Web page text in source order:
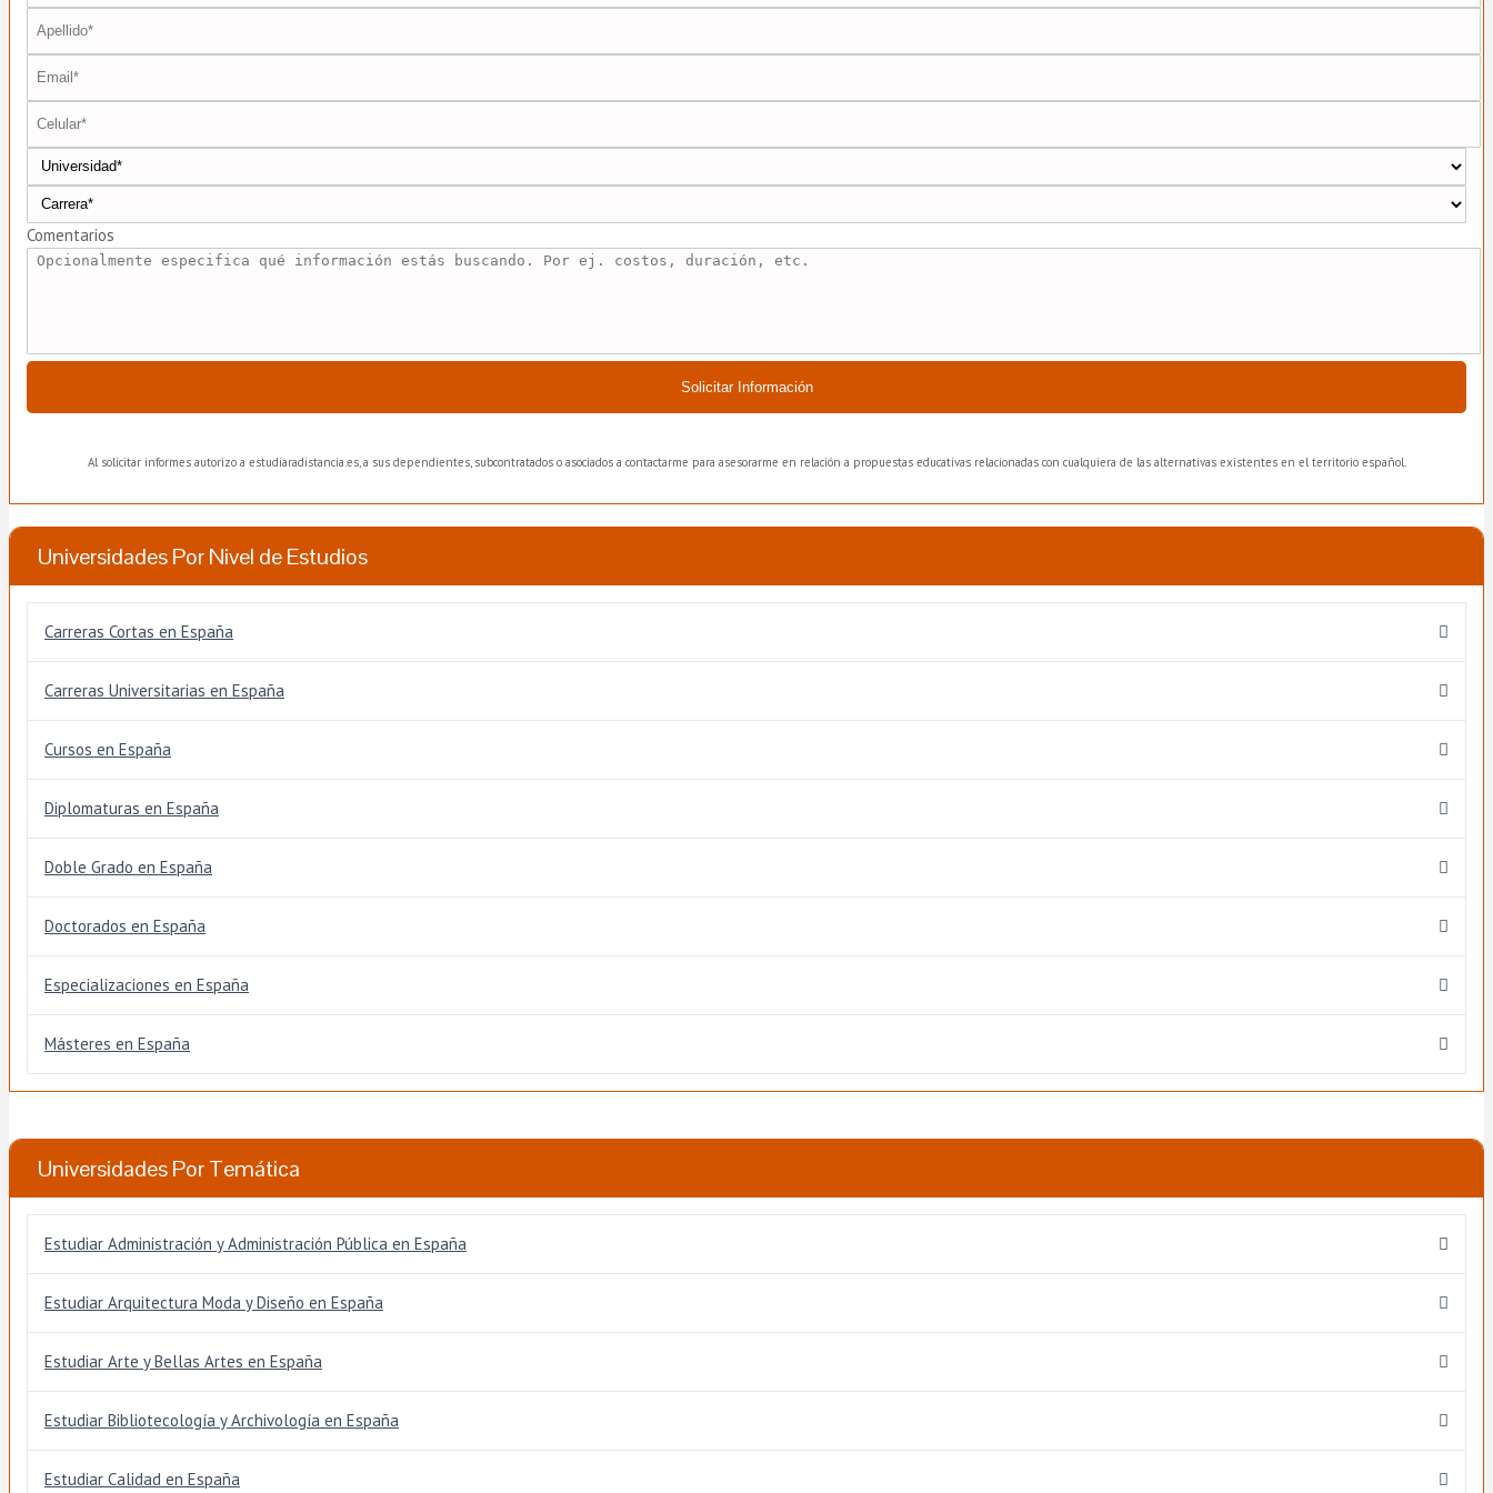
Comentarios
Solicitar Información
Al solicitar informes autorizo a estudiaradistancia.es, a sus dependientes, subcontratados o asociados a contactarme para asesorarme en relación a propuestas educativas relacionadas con cualquiera de las alternativas existentes en el territorio español.
Universidades Por Nivel de Estudios
Carreras Cortas en España
Carreras Universitarias en España
Cursos en España
Diplomaturas en España
Doble Grado en España
Doctorados en España
Especializaciones en España
Másteres en España
Universidades Por Temática
Estudiar Administración y Administración Pública en España
Estudiar Arquitectura Moda y Diseño en España
Estudiar Arte y Bellas Artes en España
Estudiar Bibliotecología y Archivología en España
Estudiar Calidad en España